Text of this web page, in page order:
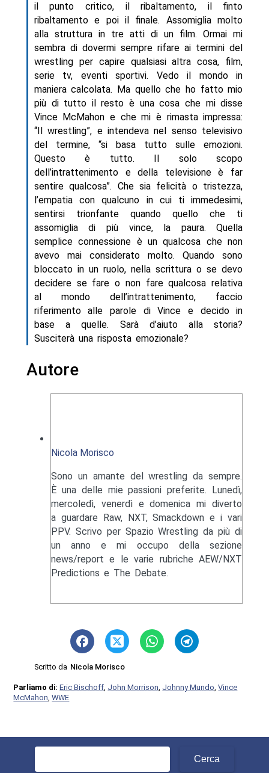
il punto critico, il ribaltamento, il finto
ribaltamento e poi il finale. Assomiglia molto
alla struttura in tre atti di un film. Ormai mi
sembra di dovermi sempre rifare ai termini del
wrestling per capire qualsiasi altra cosa, film,
serie tv, eventi sportivi. Vedo il mondo in
maniera calcolata. Ma quello che ho fatto mio
più di tutto il resto è una cosa che mi disse
Vince McMahon e che mi è rimasta impressa:
“Il wrestling”, e intendeva nel senso televisivo
del termine, “si basa tutto sulle emozioni.
Questo è tutto. Il solo scopo
dell’intrattenimento e della televisione è far
sentire qualcosa”. Che sia felicità o tristezza,
l’empatia con qualcuno in cui ti immedesimi,
sentirsi trionfante quando quello che ti
assomiglia di più vince, la paura. Quella
semplice connessione è un qualcosa che non
avevo mai considerato molto. Quando sono
bloccato in un ruolo, nella scrittura o se devo
decidere se fare o non fare qualcosa relativa
al mondo dell’intrattenimento, faccio
riferimento alle parole di Vince e decido in
base a quelle. Sarà d’aiuto alla storia?
Susciterà una risposta emozionale?
Autore
Nicola Morisco
Sono un amante del wrestling da sempre.
È una delle mie passioni preferite. Lunedì,
mercoledì, venerdì e domenica mi diverto
a guardare Raw, NXT, Smackdown e i vari
PPV. Scrivo per Spazio Wrestling da più di
un anno e mi occupo della sezione
news/report e le varie rubriche AEW/NXT
Predictions e The Debate.
Scritto da Nicola Morisco
Parliamo di:Eric Bischoff John Morrison Johnny Mundo ,Vince
McMahon ,WWE